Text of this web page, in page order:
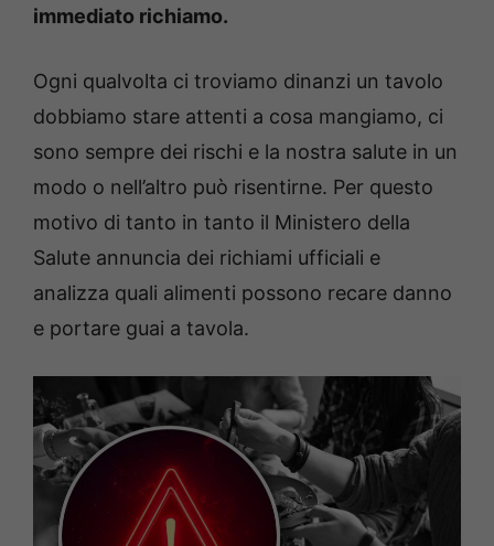
immediato richiamo.
Ogni qualvolta ci troviamo dinanzi un tavolo
dobbiamo stare attenti a cosa mangiamo, ci
sono sempre dei rischi e la nostra salute in un
modo o nell’altro può risentirne. Per questo
motivo di tanto in tanto il Ministero della
Salute annuncia dei richiami ufficiali e
analizza quali alimenti possono recare danno
e portare guai a tavola.